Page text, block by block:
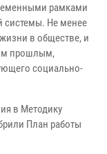
рамками
системы. Не менее
в обществе, и
прошлым,
социально-
в Методику
План работы